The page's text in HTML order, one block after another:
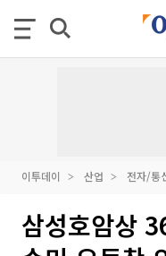
이투데이 산업 전자/통
삼성호암상